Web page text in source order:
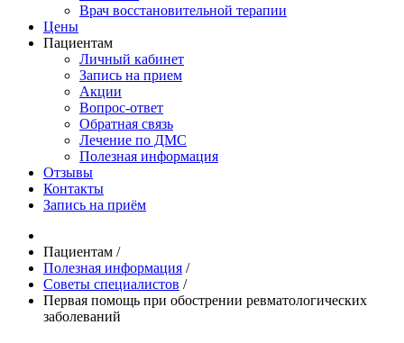
Врач восстановительной терапии
Цены
Пациентам
Личный кабинет
Запись на прием
Акции
Вопрос-ответ
Обратная связь
Лечение по ДМС
Полезная информация
Отзывы
Контакты
Запись на приём
Пациентам /
Полезная информация /
Советы специалистов /
Первая помощь при обострении ревматологических
заболеваний